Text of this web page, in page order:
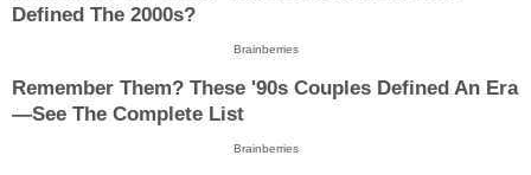
Defined The 2000s?
Brainberries
Remember Them? These '90s Couples Defined An Era
—See The Complete List
Brainberries